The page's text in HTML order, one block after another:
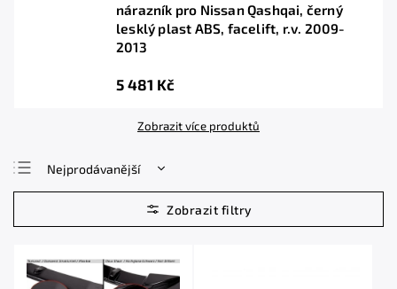
nárazník pro Nissan Qashqai, černý
lesklý plast ABS, facelift, r.v. 2009-
2013
5 481 Kč
Zobrazit více produktů
Nejprodávanější
Nejlevnější
Nejdražší